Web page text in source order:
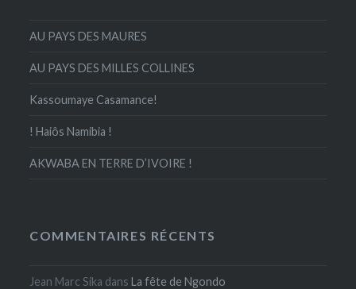
AU PAYS DES MAURES
AU PAYS DES MILLES COLLINES
Kassoumaye Casamance!
! Haiôs Namibia !
AKWABA EN TERRE D’IVOIRE !
COMMENTAIRES RÉCENTS
Jean Marc Sika dansLa fête de Ngondo